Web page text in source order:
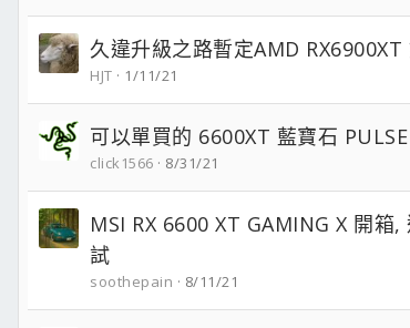
久違升級之路暫定AMD RX6900XT
HJT 1/11/21
可以單買的 6600XT 藍寶石
click1566 8/31/21
MSI RX 6600 XT GAMING X 開箱
試
soothepain 8/11/21